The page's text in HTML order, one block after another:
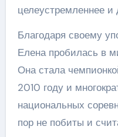
целеустремленнее и
Благодаря своему
Елена пробилась в
Она стала
2010 году и
национальных
пор не побиты и